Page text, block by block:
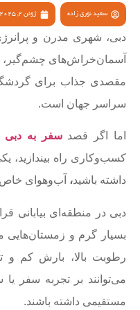
سعید نوری زاده ژوئن 2, 2025
دبی، شهری مدرن و
آسمان‌خراش‌های چشم‌گیر،
مقصدی جذاب برای
سراسر جهان است.
اما اگر قصدسفر به دبی
کسب‌وکاری راه بیندازید،
داشته باشید، آب‌وهوای
دبی در منطقه‌ای بیابانی
بسیار گرم و زمستان‌هایی
رطوبت بالا، بارش کم و
می‌توانند بر تجربه سفر
مستقیمی داشته باشند.